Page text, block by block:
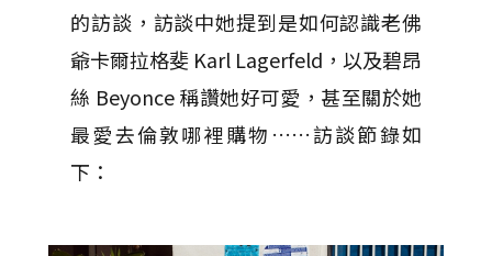
的訪談，訪談中她提到是如何認識老佛
爺卡爾拉格斐 Karl Lagerfeld，以及碧昂
絲 Beyonce 稱讚她好可愛，甚至關於她
最愛去倫敦哪裡購物……訪談節錄如
下：